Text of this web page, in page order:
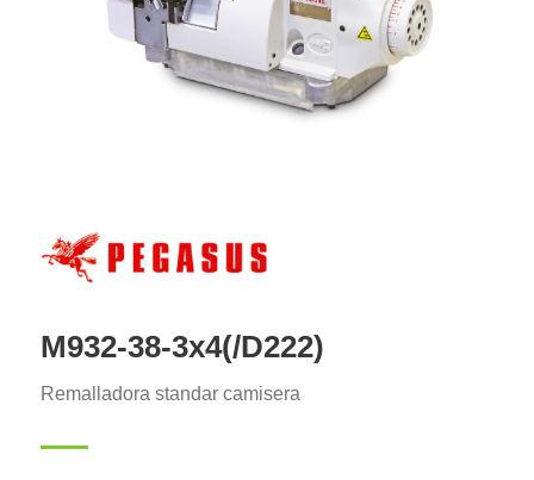
M932-38-3x4(/D222)
Remalladora standar camisera